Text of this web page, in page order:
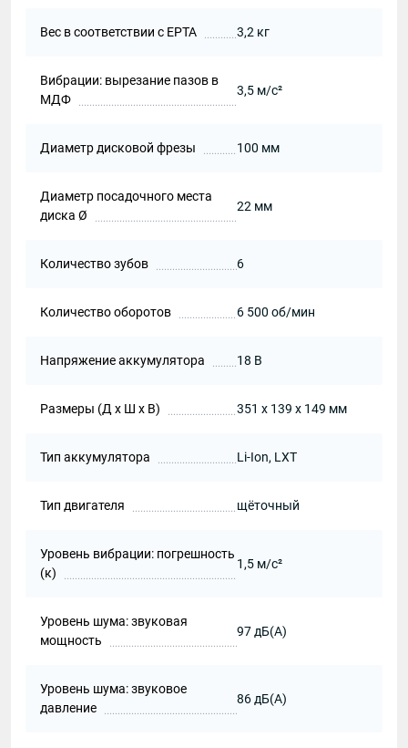
Вес в соответствии с EPTA 3,2 кг
Вибрации: вырезание пазов в
МДФ
3,5 м/с²
Диаметр дисковой фрезы 100 мм
Диаметр посадочного места
диска Ø
22 мм
Количество зубов 6
Количество оборотов 6 500 об/мин
Напряжение аккумулятора 18 В
Размеры (Д х Ш х В) 351 x 139 x 149 мм
Тип аккумулятора Li-Ion, LXT
Тип двигателя щёточный
Уровень вибрации: погрешность
(к)
1,5 м/с²
Уровень шума: звуковая
мощность
97 дБ(А)
Уровень шума: звуковое
давление
86 дБ(А)